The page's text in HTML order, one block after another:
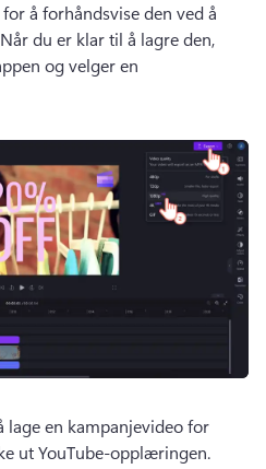
å forhåndsvise den ved å
Når du er klar til å lagre den,
og velger en
lage en kampanjevideo for
ut YouTube-opplæringen.